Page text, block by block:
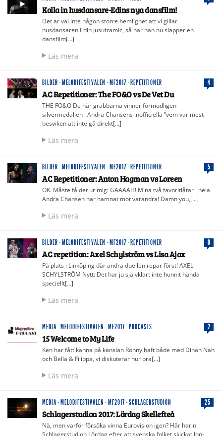
Kolla in husdansare-Edins nya dansfilm!
Det är väl inte någon större hemlighet att vi gillar
husdansaren Edin Jusuframic, så när han nu släpper en
dansfilm[…]
Läs mera
BILDER · MELODIFESTIVALEN · MF2017 · REPETITIONER 4
AC Repetitioner: The FO&O vs De Vet Du
THE FO&O De här grabbarna vinner förmodligen
silvermedaljen i Andra Chansens inofficiella ”vem var mest
besviken att inte gå direkt[…]
Läs mera
BILDER · MELODIFESTIVALEN · MF2017 · REPETITIONER 5
AC Repetitioner: Anton Hagman vs Loreen
OK. Måste få det ur mig: GAAAAH! Mina två favoritlåtar i hela
Andra Chansen har hamnat mot varandra! Damn you,[…]
Läs mera
BILDER · MELODIFESTIVALEN · MF2017 · REPETITIONER 0
AC repetition: Axel Schylström vs Lisa Ajax
På plats i Linköping där andra duellen repar först! AXEL
SCHYLSTRÖM Nytt: Det har ju självklart inte hunnit hända
speciellt[…]
Läs mera
MEDIA · MELODIFESTIVALEN · MF2017 · PODCASTS 2
15 Welcome to My Life
Ken har fått känna på känslan Ronny haft både med Dinah Nah
och Bella & Filippa, vi diskuterar hur bra[…]
Läs mera
MEDIA · MELODIFESTIVALEN · MF2017 ·SCHLAGERSTUDION 25
Schlagerstudion 2017: Lördag Skellefteå
Nä, men varför försöka vinna Eurovision igen? Här har ni
Schlagerstudion Lördag efter att svenska folket skickat Jon-